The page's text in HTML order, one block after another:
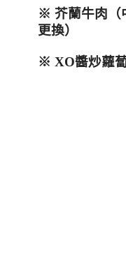
※ 芥蘭牛肉（
更換）
※ XO醬炒蘿